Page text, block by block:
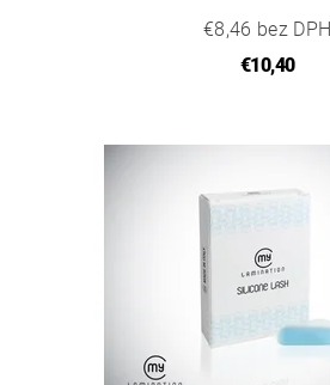
€8,46 bez DPH
€10,40